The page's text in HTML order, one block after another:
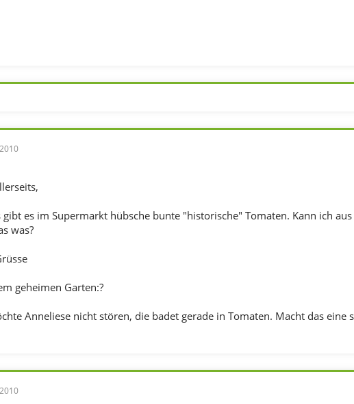
gibt es im Supermarkt hübsche bunte "historische" Tomaten. Kann ich
was?
geheimen Garten:?
Anneliese nicht stören, die badet gerade in Tomaten. Macht das eine